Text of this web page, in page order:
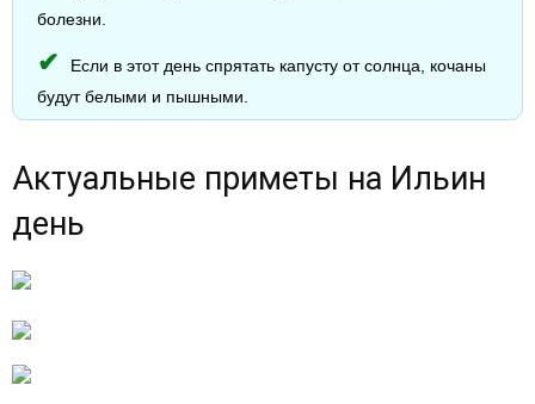
болезни.
Если в этот день спрятать капусту от солнца, кочаны
будут белыми и пышными.
Актуальные приметы на Ильин
день